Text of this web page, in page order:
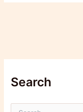
Search